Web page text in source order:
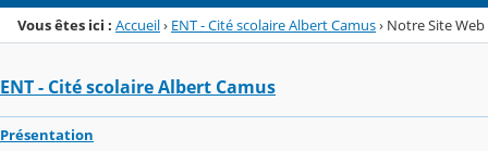
Vous êtes ici : Accueil› ENT - Cité scolaire Albert Camus› Notre Site Web
ENT - Cité scolaire Albert Camus
Présentation